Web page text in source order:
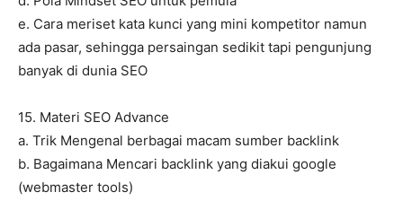
e. Cara meriset kata kunci yang mini kompetitor namun
ada pasar, sehingga persaingan sedikit tapi pengunjung
banyak di dunia SEO
15. Materi SEO Advance
a. Trik Mengenal berbagai macam sumber backlink
b. Bagaimana Mencari backlink yang diakui google
(webmaster tools)